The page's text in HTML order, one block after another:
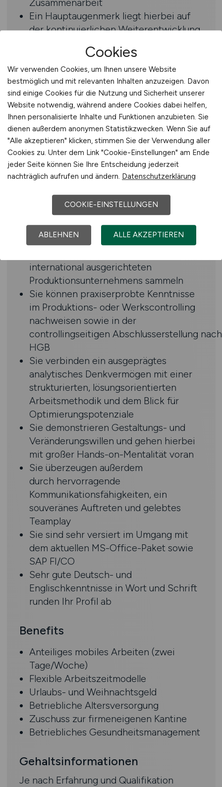
Zusammenarbeit
Ein Hauptaugenmerk liegt hierbei auf
der kontinuierlichen Weiterentwicklung
Prozesse, Strukturen und Tools, der
Einhaltung geltender Standards und
gesetzlicher Vorgaben sowie dem
Thema Datentransparenz und -qualität
Profil
Sie haben ein betriebswirtschaftliches
Studium (Uni/FH/DH) mit Schwerpunkt
Controlling und/oder Finanzen oder
entsprechenden Zusatzqualifikationen
erfolgreich abgeschlossen
Sie konnten daraufhin profunde Berufs-
und Führungserfahrung in
international ausgerichteten
Produktionsunternehmens sammeln
Sie können praxiserprobte Kenntnisse
im Produktions- oder Werkscontrolling
nachweisen sowie in der
controllingseitigen Abschlusserstellung nach
HGB
Sie verbinden ein ausgeprägtes
analytisches Denkvermögen mit einer
strukturierten, lösungsorientierten
Arbeitsmethodik und dem Blick für
Optimierungspotenziale
Sie demonstrieren Gestaltungs- und
Veränderungswillen und gehen hierbei
mit großer Hands-on-Mentalität voran
Sie überzeugen außerdem
durch hervorragende
Kommunikationsfähigkeiten, ein
souveränes Auftreten und gelebtes
Teamplay
Sie sind sehr versiert im Umgang mit
dem aktuellen MS-Office-Paket sowie
SAP FI/CO
Sehr gute Deutsch- und
Englischkenntnisse in Wort und Schrift
runden Ihr Profil ab
Benefits
Anteiliges mobiles Arbeiten (zwei
Tage/Woche)
Flexible Arbeitszeitmodelle
Urlaubs- und Weihnachtsgeld
Betriebliche Altersversorgung
Zuschuss zur firmeneigenen Kantine
Betriebliches Gesundheitsmanagement
Gehaltsinformationen
Je nach Erfahrung und Qualifikation
Cookies
Wir verwenden Cookies, um Ihnen unsere Website
bestmöglich und mit relevanten Inhalten anzuzeigen. Davon
sind einige Cookies für die Nutzung und Sicherheit unserer
Website notwendig, während andere Cookies dabei helfen,
Ihnen personalisierte Inhalte und Funktionen anzubieten. Sie
dienen außerdem anonymen Statistikzwecken. Wenn Sie auf
"Alle akzeptieren" klicken, stimmen Sie der Verwendung aller
Cookies zu. Unter dem Link "Cookie-Einstellungen" am Ende
jeder Seite können Sie Ihre Entscheidung jederzeit
nachträglich aufrufen und ändern. Datenschutzerklärung
COOKIE-EINSTELLUNGEN
ABLEHNEN ALLE AKZEPTIEREN